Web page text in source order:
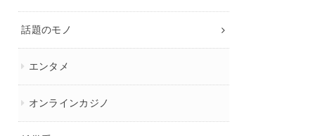
話題のモノ
エンタメ
オンラインカジノ